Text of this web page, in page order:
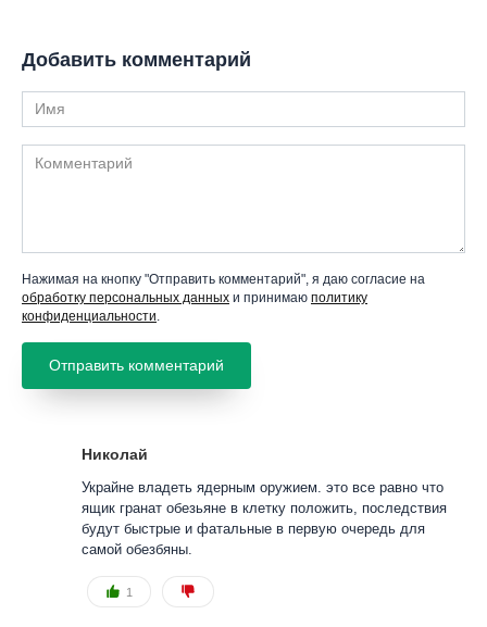
Добавить комментарий
Имя
Комментарий
Нажимая на кнопку "Отправить комментарий", я даю согласие на
обработку персональных данных и принимаю политику
конфиденциальности.
Николай
Украйне владеть ядерным оружием. это все равно что
ящик гранат обезьяне в клетку положить, последствия
будут быстрые и фатальные в первую очередь для
самой обезбяны.
1